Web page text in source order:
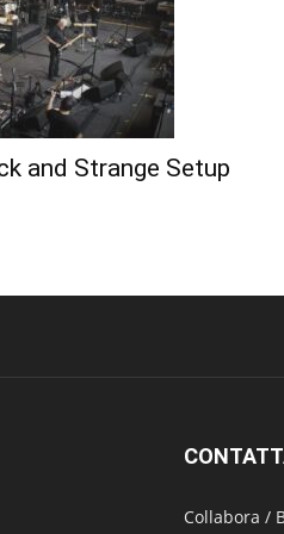
and Strange Setup
Collabora /